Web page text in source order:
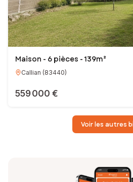
Maison - 6 pièces - 139m²
Callian (83440)
559 000 €
Voir les autres